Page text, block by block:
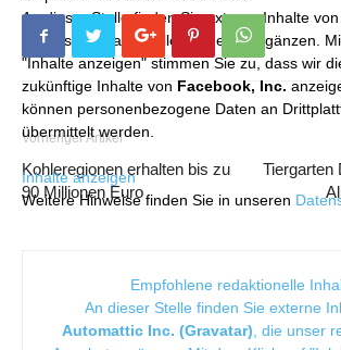
An dieser Stelle finden Sie externe Inhalte von
die unser redaktionelles Angebot ergänzen.
"Inhalte anzeigen" stimmen Sie zu, dass wir
zukünftige Inhalte von Facebook, Inc.
können personenbezogene Daten an
übermittelt werden.
Inhalte anzeigen
Weitere Hinweise finden Sie in unseren
Vorheriger Artikel
Kohleregionen erhalten bis zu
90 Millionen Euro
Tiergarten
Empfohlene redaktionelle
An dieser Stelle finden Sie externe
Automattic Inc. (Gravatar) , die unser